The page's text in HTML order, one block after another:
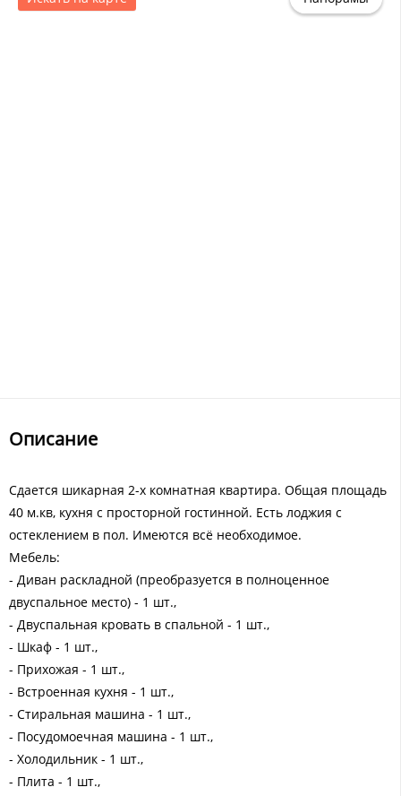
Описание
Сдается шикарная 2-х комнатная квартира. Общая площадь
40 м.кв, кухня с просторной гостинной. Есть лоджия с
остеклением в пол. Имеются всё необходимое.
Мебель:
- Диван раскладной (преобразуется в полноценное
двуспальное место) - 1 шт.,
- Двуспальная кровать в спальной - 1 шт.,
- Шкаф - 1 шт.,
- Прихожая - 1 шт.,
- Встроенная кухня - 1 шт.,
- Стиральная машина - 1 шт.,
- Посудомоечная машина - 1 шт.,
- Холодильник - 1 шт.,
- Плита - 1 шт.,